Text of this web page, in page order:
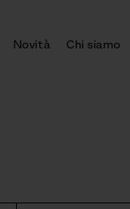
Novità Chi siamo